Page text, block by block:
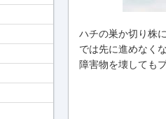
ハチの巣か切り株
では先に進めなく
障害物を壊しても